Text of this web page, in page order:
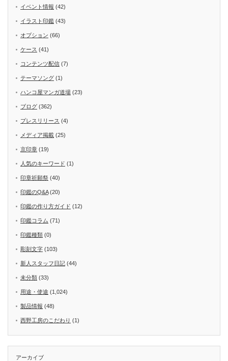
イベント情報 (42)
イラスト印鑑 (43)
オプション (66)
ケース (41)
コンテンツ配信 (7)
テーマソング (1)
ハンコ屋マンガ道場 (23)
ブログ (362)
プレスリリース (4)
メディア掲載 (25)
京印章 (19)
人気のキーワード (1)
印章祈願祭 (40)
印鑑のQ&A(20)
印鑑の作り方ガイド (12)
印鑑コラム (71)
印鑑種類 (0)
彫刻文字 (103)
新人スタッフ日記 (44)
未分類 (33)
用途・使途 (1,024)
製品情報 (48)
西野工房のこだわり (1)
アーカイブ